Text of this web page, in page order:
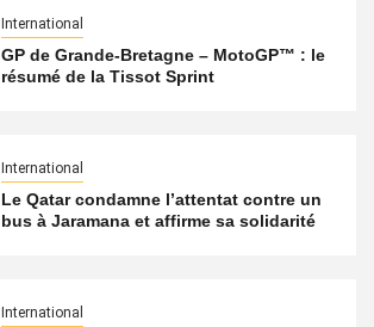
International
GP de Grande-Bretagne – MotoGP™ : le
résumé de la Tissot Sprint
International
Le Qatar condamne l’attentat contre un
bus à Jaramana et affirme sa solidarité
International